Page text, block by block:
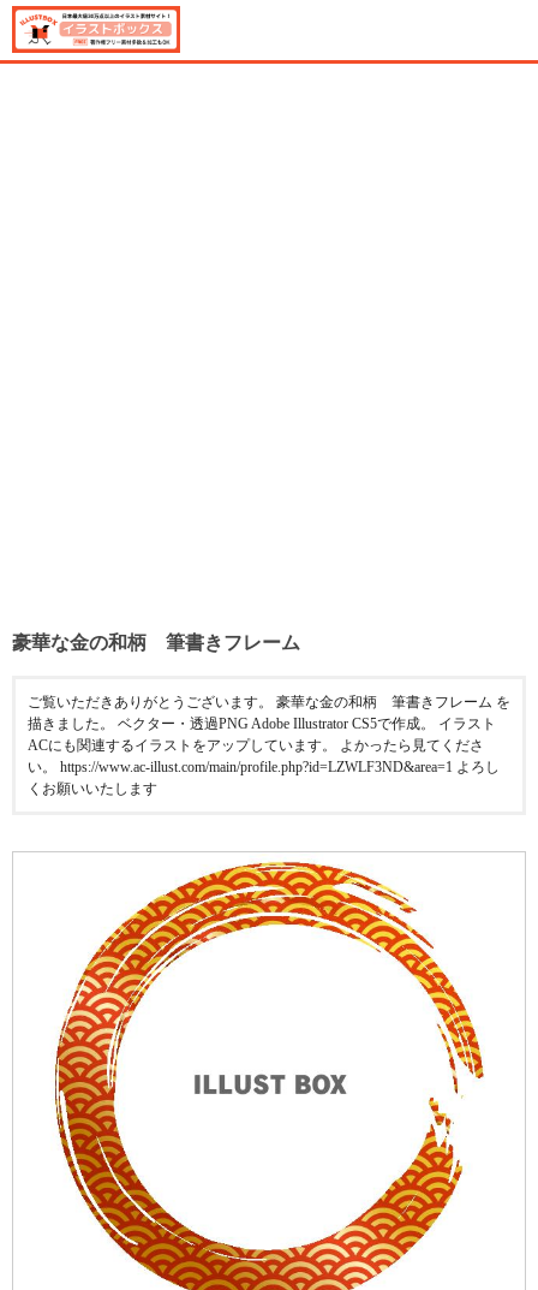
豪華な金の和柄 筆書きフレーム
ご覧いただきありがとうございます。 豪華な金の和柄 筆書きフレーム を
描きました。 ベクター・透過PNG Adobe Illustrator CS5で作成。 イラスト
ACにも関連するイラストをアップしています。 よかったら見てくださ
い。 https://www.ac-illust.com/main/profile.php?id=LZWLF3ND&area=1 よろし
くお願いいたします